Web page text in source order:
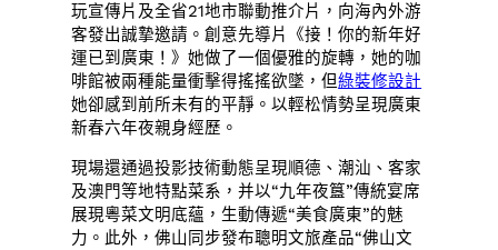
玩宣傳片及全省21地市聯動推介片，向海內外游
客發出誠摯邀請。創意先導片《接！你的新年好
運已到廣東！》她做了一個優雅的旋轉，她的咖
啡館被兩種能量衝擊得搖搖欲墜，但綠裝修設計
她卻感到前所未有的平靜。以輕松情勢呈現廣東
新春六年夜親身經歷。
現場還通過投影技術動態呈現順德、潮汕、客家
及澳門等地特點菜系，并以“九年夜簋”傳統宴席
展現粵菜文明底蘊，生動傳遞“美食廣東”的魅
力。此外，佛山同步發布聰明文旅產品“佛山文